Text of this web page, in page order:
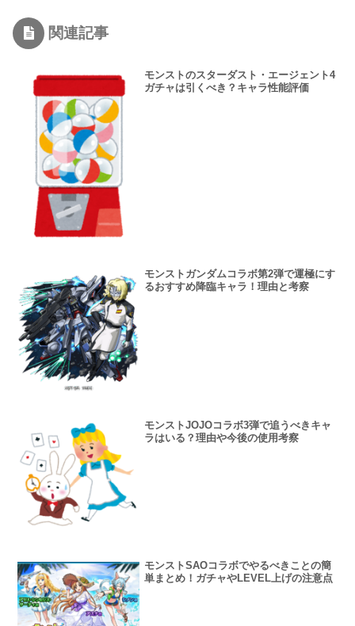
関連記事
モンストのスターダスト・エージェント4
ガチャは引くべき？キャラ性能評価
モンストガンダムコラボ第2弾で運極にす
るおすすめ降臨キャラ！理由と考察
モンストJOJOコラボ3弾で追うべきキャ
ラはいる？理由や今後の使用考察
モンストSAOコラボでやるべきことの簡
単まとめ！ガチャやLEVEL上げの注意点